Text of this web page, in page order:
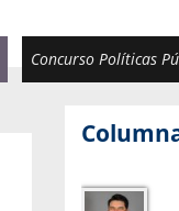
Concurso Políticas